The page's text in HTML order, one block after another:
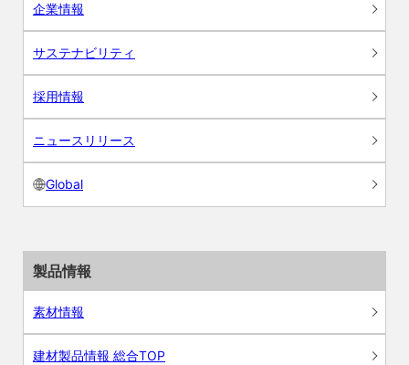
企業情報
サステナビリティ
採用情報
ニュースリリース
Global
製品情報
素材情報
建材製品情報 総合TOP